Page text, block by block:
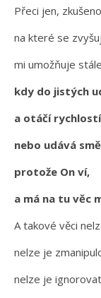
Přeci jen,
na které se
mi umožňuje
kdy do jistých
a otáčí
nebo udává
protože On ví,
a má na tu věc
A takové věci
nelze je
nelze je